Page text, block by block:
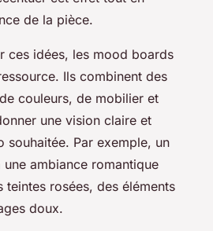
de la pièce.
ces idées, les mood boards
Ils combinent des
couleurs, de mobilier et
une vision claire et
souhaitée. Par exemple, un
ambiance romantique
teintes rosées, des éléments
doux.